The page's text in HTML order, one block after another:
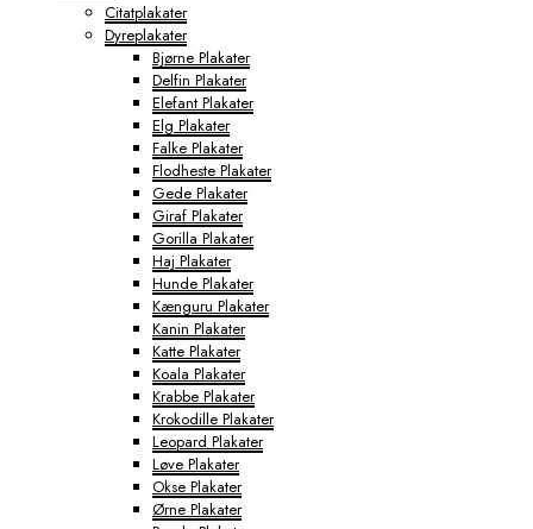
Citatplakater
Dyreplakater
Bjørne Plakater
Delfin Plakater
Elefant Plakater
Elg Plakater
Falke Plakater
Flodheste Plakater
Gede Plakater
Giraf Plakater
Gorilla Plakater
Haj Plakater
Hunde Plakater
Kænguru Plakater
Kanin Plakater
Katte Plakater
Koala Plakater
Krabbe Plakater
Krokodille Plakater
Leopard Plakater
Løve Plakater
Okse Plakater
Ørne Plakater